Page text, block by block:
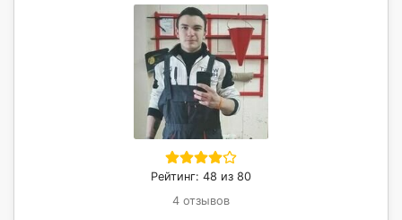
Рейтинг: 48 из 80
4 отзывов